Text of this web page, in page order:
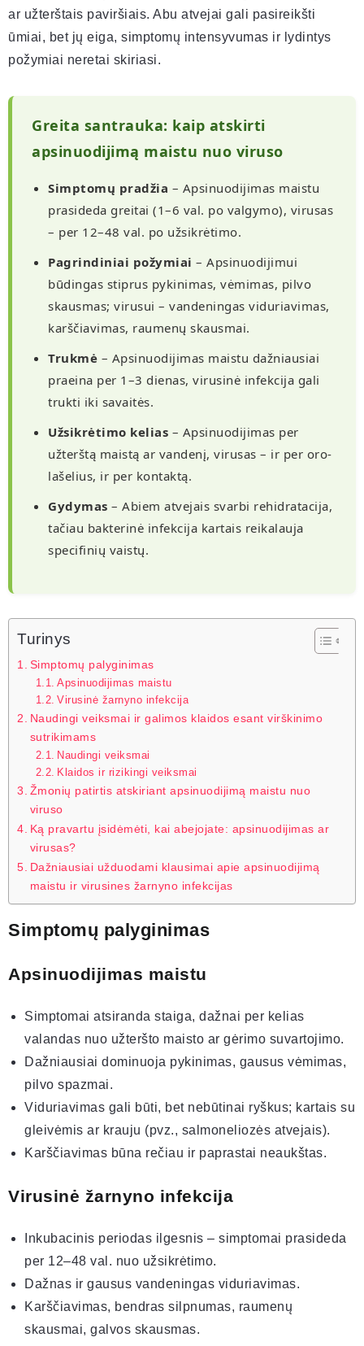
ar užterštais paviršiais. Abu atvejai gali pasireikšti
ūmiai, bet jų eiga, simptomų intensyvumas ir lydintys
požymiai neretai skiriasi.
Greita santrauka: kaip atskirti
apsinuodijimą maistu nuo viruso
Simptomų pradžia – Apsinuodijimas maistu
prasideda greitai (1–6 val. po valgymo), virusas
– per 12–48 val. po užsikrėtimo.
Pagrindiniai požymiai – Apsinuodijimui
būdingas stiprus pykinimas, vėmimas, pilvo
skausmas; virusui – vandeningas viduriavimas,
karščiavimas, raumenų skausmai.
Trukmė – Apsinuodijimas maistu dažniausiai
praeina per 1–3 dienas, virusinė infekcija gali
trukti iki savaitės.
Užsikrėtimo kelias – Apsinuodijimas per
užterštą maistą ar vandenį, virusas – ir per oro-
lašelius, ir per kontaktą.
Gydymas – Abiem atvejais svarbi rehidratacija,
tačiau bakterinė infekcija kartais reikalauja
specifinių vaistų.
Turinys
Simptomų palyginimas
Apsinuodijimas maistu
Virusinė žarnyno infekcija
Naudingi veiksmai ir galimos klaidos esant virškinimo
sutrikimams
Naudingi veiksmai
Klaidos ir rizikingi veiksmai
Žmonių patirtis atskiriant apsinuodijimą maistu nuo
viruso
Ką pravartu įsidėmėti, kai abejojate: apsinuodijimas ar
virusas?
Dažniausiai užduodami klausimai apie apsinuodijimą
maistu ir virusines žarnyno infekcijas
Simptomų palyginimas
Apsinuodijimas maistu
Simptomai atsiranda staiga, dažnai per kelias
valandas nuo užteršto maisto ar gėrimo suvartojimo.
Dažniausiai dominuoja pykinimas, gausus vėmimas,
pilvo spazmai.
Viduriavimas gali būti, bet nebūtinai ryškus; kartais su
gleivėmis ar krauju (pvz., salmoneliozės atvejais).
Karščiavimas būna rečiau ir paprastai neaukštas.
Virusinė žarnyno infekcija
Inkubacinis periodas ilgesnis – simptomai prasideda
per 12–48 val. nuo užsikrėtimo.
Dažnas ir gausus vandeningas viduriavimas.
Karščiavimas, bendras silpnumas, raumenų
skausmai, galvos skausmas.